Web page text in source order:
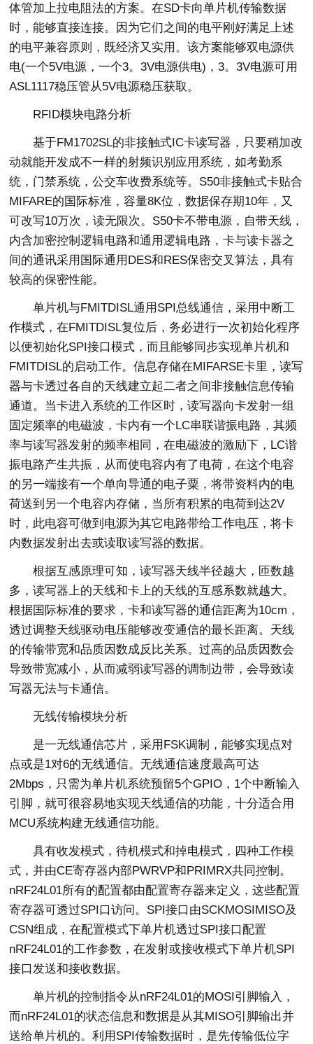
体管加上拉电阻法的方案。在SD卡向单片机传输数据
时，能够直接连接。因为它们之间的电平刚好满足上述
的电平兼容原则，既经济又实用。该方案能够双电源供
电(一个5V电源，一个3。3V电源供电)，3。3V电源可用
ASL1117稳压管从5V电源稳压获取。
RFID模块电路分析
基于FM1702SL的非接触式IC卡读写器，只要稍加改
动就能开发成不一样的射频识别应用系统，如考勤系
统，门禁系统，公交车收费系统等。S50非接触式卡贴合
MIFARE的国际标准，容量8K位，数据保存期10年，又
可改写10万次，读无限次。S50卡不带电源，自带天线，
内含加密控制逻辑电路和通用逻辑电路，卡与读卡器之
间的通讯采用国际通用DES和RES保密交叉算法，具有
较高的保密性能。
单片机与FMITDISL通用SPI总线通信，采用中断工
作模式，在FMITDISL复位后，务必进行一次初始化程序
以便初始化SPI接口模式，而且能够同步实现单片机和
FMITDISL的启动工作。信息存储在MIFARSE卡里，读写
器与卡透过各自的天线建立起二者之间非接触信息传输
通道。当卡进入系统的工作区时，读写器向卡发射一组
固定频率的电磁波，卡内有一个LC串联谐振电路，其频
率与读写器发射的频率相同，在电磁波的激励下，LC谐
振电路产生共振，从而使电容内有了电荷，在这个电容
的另一端接有一个单向导通的电子粟，将带资料内的电
荷送到另一个电容内存储，当所有积累的电荷到达2V
时，此电容可做到电源为其它电路带给工作电压，将卡
内数据发射出去或读取读写器的数据。
根据互感原理可知，读写器天线半径越大，匝数越
多，读写器上的天线和卡上的天线的互感系数就越大。
根据国际标准的要求，卡和读写器的通信距离为10cm，
透过调整天线驱动电压能够改变通信的最长距离。天线
的传输带宽和品质因数成反比关系。过高的品质因数会
导致带宽减小，从而减弱读写器的调制边带，会导致读
写器无法与卡通信。
无线传输模块分析
是一无线通信芯片，采用FSK调制，能够实现点对
点或是1对6的无线通信。无线通信速度最高可达
2Mbps，只需为单片机系统预留5个GPIO，1个中断输入
引脚，就可很容易地实现天线通信的功能，十分适合用
MCU系统构建无线通信功能。
具有收发模式，待机模式和掉电模式，四种工作模
式，并由CE寄存器内部PWRVP和PRIMRX共同控制。
nRF24L01所有的配置都由配置寄存器来定义，这些配置
寄存器可透过SPI口访问。SPI接口由SCKMOSIMISO及
CSN组成，在配置模式下单片机透过SPI接口配置
nRF24L01的工作参数，在发射或接收模式下单片机SPI
接口发送和接收数据。
单片机的控制指令从nRF24L01的MOSI引脚输入，
而nRF24L01的状态信息和数据是从其MISO引脚输出并
送给单片机的。利用SPI传输数据时，是先传输低位字